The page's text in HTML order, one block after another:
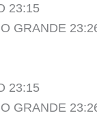
23:15
GRANDE
23:15
GRANDE